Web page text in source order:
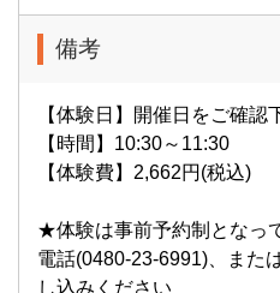
備考
【体験日】開催日をご確認
【時間】10:30～11:30
【体験費】2,662円(税込)
★体験は事前予約制となっ
電話(0480-23-6991)、また
し込みください